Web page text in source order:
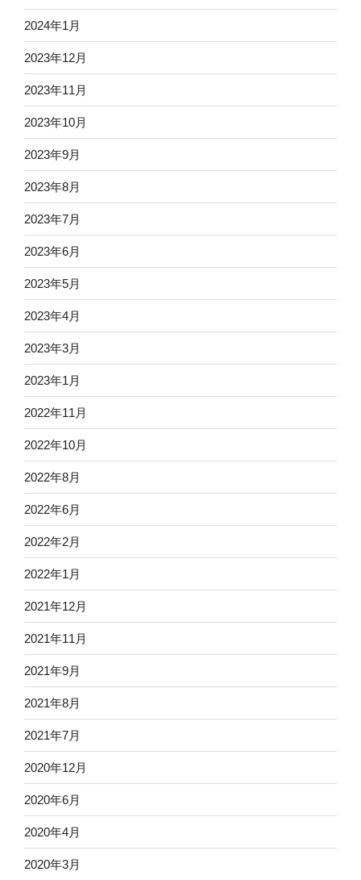
2024年1月
2023年12月
2023年11月
2023年10月
2023年9月
2023年8月
2023年7月
2023年6月
2023年5月
2023年4月
2023年3月
2023年1月
2022年11月
2022年10月
2022年8月
2022年6月
2022年2月
2022年1月
2021年12月
2021年11月
2021年9月
2021年8月
2021年7月
2020年12月
2020年6月
2020年4月
2020年3月